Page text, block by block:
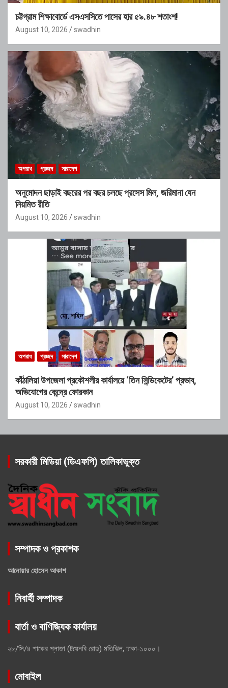
চট্টগ্রাম শিক্ষাবোর্ডে এসএসসিতে পাসের হার ৫৯.৪৮ শতাংশ!
August 10, 2026 swadhin
অপরাধ প্রচ্ছদ সারাদেশ
অনুমোদন ছাড়াই বছরের পর বছর চলছে প্রসেস মিল, জরিমানা যেন
নিয়মিত রীতি
August 10, 2026 swadhin
অপরাধ প্রচ্ছদ সারাদেশ
কাঁঠালিয়া উপজেলা প্রকৌশলীর কার্যালয়ে ‘তিন সিন্ডিকেটের’ প্রভাব,
অভিযোগের কেন্দ্রে ফোরকান
August 10, 2026 swadhin
সরকারী মিডিয়া (ডিএফপি) তালিকাভুক্ত
সম্পাদক ও প্রকাশক
আনোয়ার হোসেন আকাশ
নিবার্হী সম্পাদক
বার্তা ও বাণিজ্যিক কার্যালয়
২৮/সি/৪ শাকের প্লাজা (টয়েনবি রোড) মতিঝিল, ঢাকা-১০০০।
মোবাইল